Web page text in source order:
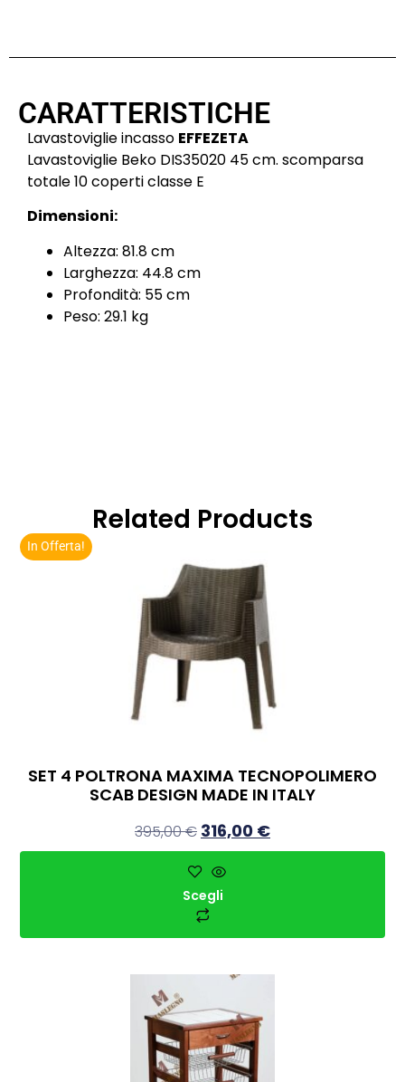
CARATTERISTICHE
Lavastoviglie incasso EFFEZETA
Lavastoviglie Beko DIS35020 45 cm. scomparsa
totale 10 coperti classe E
Dimensioni:
Altezza: 81.8 cm
Larghezza: 44.8 cm
Profondità: 55 cm
Peso: 29.1 kg
Related Products
In Offerta!
SET 4 POLTRONA MAXIMA TECNOPOLIMERO
SCAB DESIGN MADE IN ITALY
395,00€ 316,00 €
Scegli